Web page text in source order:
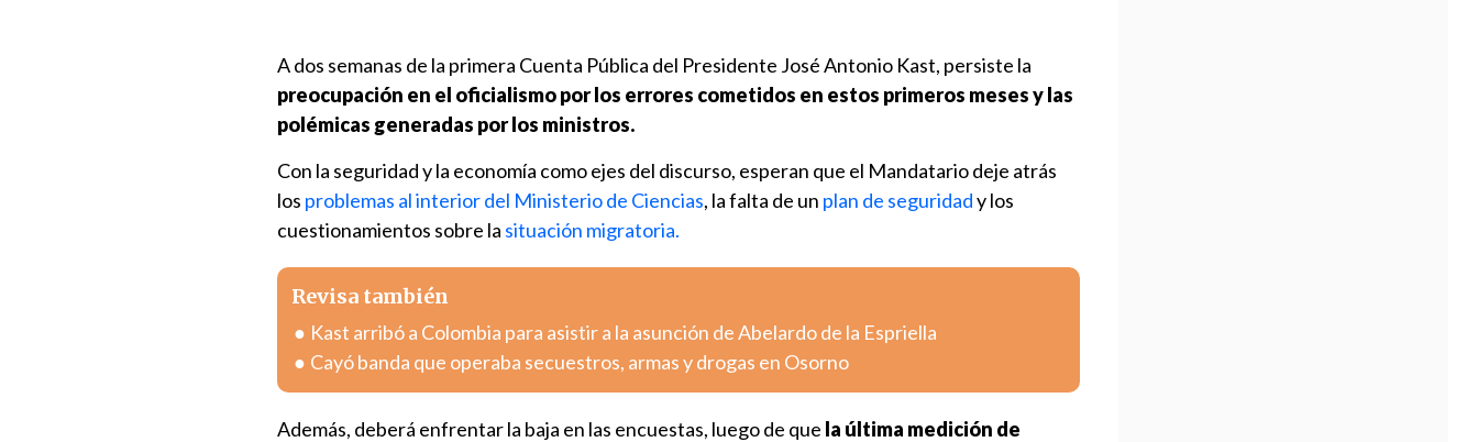
A dos semanas de la primera Cuenta Pública del Presidente José Antonio Kast, persiste la
preocupación en el oficialismo por los errores cometidos en estos primeros meses y las
polémicas generadas por los ministros.
Con la seguridad y la economía como ejes del discurso, esperan que el Mandatario deje atrás
los problemas al interior del Ministerio de Ciencias, la falta de un plan de seguridady los
cuestionamientos sobre la situación migratoria.
Revisa también
Kast arribó a Colombia para asistir a la asunción de Abelardo de la Espriella
Cayó banda que operaba secuestros, armas y drogas en Osorno
Además, deberá enfrentar la baja en las encuestas, luego de que la última medición de